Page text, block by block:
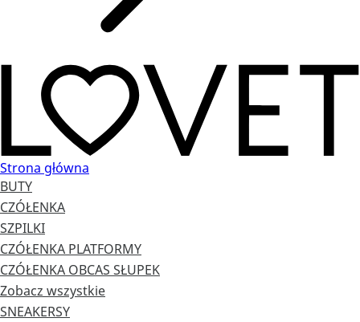
Strona główna
BUTY
CZÓŁENKA
SZPILKI
CZÓŁENKA PLATFORMY
CZÓŁENKA OBCAS SŁUPEK
Zobacz wszystkie
SNEAKERSY